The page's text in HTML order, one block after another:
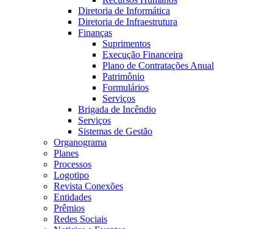
Diretoria de Informática
Diretoria de Infraestrutura
Finanças
Suprimentos
Execução Financeira
Plano de Contratações Anual
Patrimônio
Formulários
Serviços
Brigada de Incêndio
Serviços
Sistemas de Gestão
Organograma
Planes
Processos
Logotipo
Revista Conexões
Entidades
Prêmios
Redes Sociais